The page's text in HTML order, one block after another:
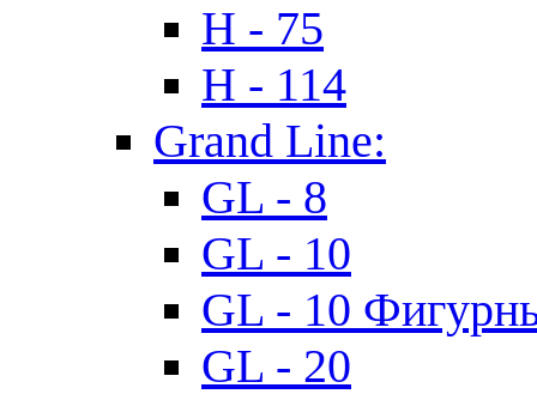
H - 75
H - 114
Grand Line:
GL - 8
GL - 10
GL - 10
GL - 20